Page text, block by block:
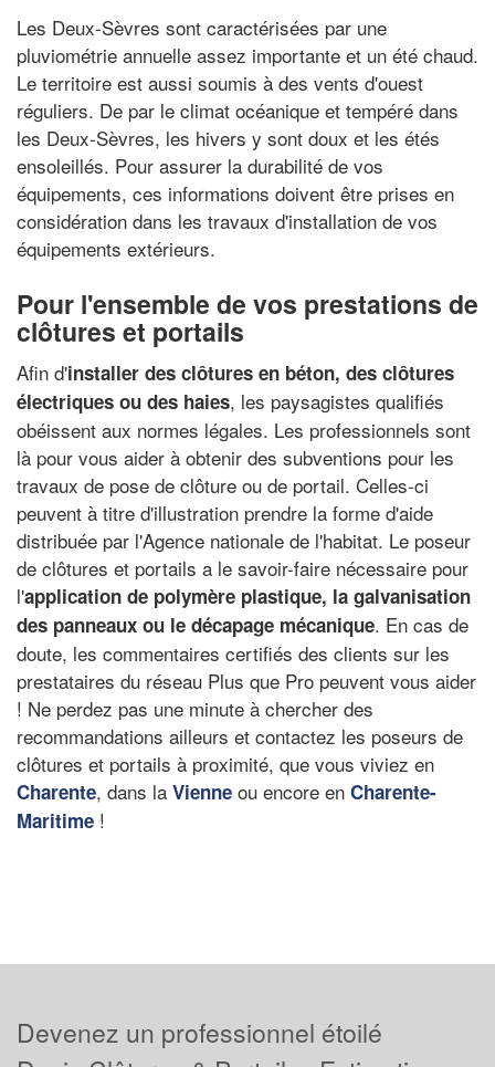
Les Deux-Sèvres sont caractérisées par une
pluviométrie annuelle assez importante et un été chaud.
Le territoire est aussi soumis à des vents d'ouest
réguliers. De par le climat océanique et tempéré dans
les Deux-Sèvres, les hivers y sont doux et les étés
ensoleillés. Pour assurer la durabilité de vos
équipements, ces informations doivent être prises en
considération dans les travaux d'installation de vos
équipements extérieurs.
Pour l'ensemble de vos prestations de
clôtures et portails
Afin d'installer des clôtures en béton, des clôtures
électriques ou des haies, les paysagistes qualifiés
obéissent aux normes légales. Les professionnels sont
là pour vous aider à obtenir des subventions pour les
travaux de pose de clôture ou de portail. Celles-ci
peuvent à titre d'illustration prendre la forme d'aide
distribuée par l'Agence nationale de l'habitat. Le poseur
de clôtures et portails a le savoir-faire nécessaire pour
l'application de polymère plastique, la galvanisation
des panneaux ou le décapage mécanique. En cas de
doute, les commentaires certifiés des clients sur les
prestataires du réseau Plus que Pro peuvent vous aider
! Ne perdez pas une minute à chercher des
recommandations ailleurs et contactez les poseurs de
clôtures et portails à proximité, que vous viviez en
Charente, dans la Vienne ou encore en Charente-
Maritime !
Devenez un professionnel étoilé